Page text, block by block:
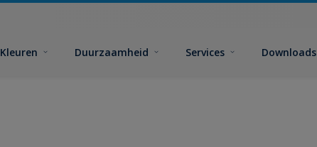
Kleuren Duurzaamheid Services Downloads